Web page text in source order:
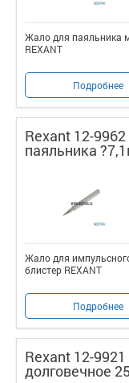
Жало для паяльника
REXANT
Подробнее
Rexant 12-
паяльника
Жало для
блистер REXANT
Подробнее
Rexant 12-
долговечное